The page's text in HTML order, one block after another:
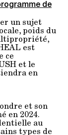
de
un sujet
poids du
est
ce
et le
en
et son
en 2024.
au
types de